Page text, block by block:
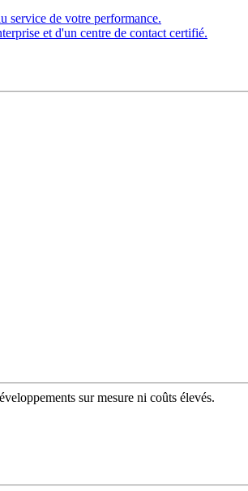
service de votre performance.
et d'un centre de contact certifié.
sur mesure ni coûts élevés.